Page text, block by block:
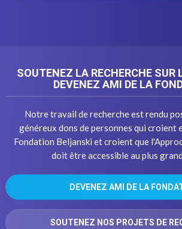
SOUTENEZ LA RECHERCHE SUR
DEVENEZ AMI DE LA
Notre travail de recherche est rendu
généreux dons de personnes qui croient
Fondation Beljanski et croient que
doit être accessible au plus
DEVENEZ AMI DE LA
SOUTENEZ NOS PROJETS DE